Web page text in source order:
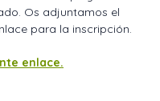
Os adjuntamos el
para la inscripción.
enlace.